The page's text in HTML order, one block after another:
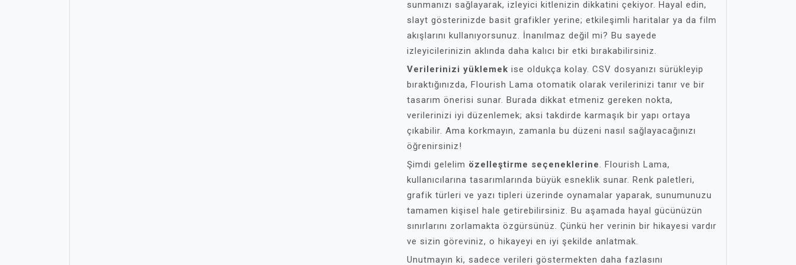
sunmanızı sağlayarak, izleyici kitlenizin dikkatini çekiyor. Hayal edin,
slayt gösterinizde basit grafikler yerine; etkileşimli haritalar ya da film
akışlarını kullanıyorsunuz. İnanılmaz değil mi? Bu sayede
izleyicilerinizin aklında daha kalıcı bir etki bırakabilirsiniz.
Verilerinizi yüklemek ise oldukça kolay. CSV dosyanızı sürükleyip
bıraktığınızda, Flourish Lama otomatik olarak verilerinizi tanır ve bir
tasarım önerisi sunar. Burada dikkat etmeniz gereken nokta,
verilerinizi iyi düzenlemek; aksi takdirde karmaşık bir yapı ortaya
çıkabilir. Ama korkmayın, zamanla bu düzeni nasıl sağlayacağınızı
öğrenirsiniz!
Şimdi gelelim özelleştirme seçeneklerine. Flourish Lama,
kullanıcılarına tasarımlarında büyük esneklik sunar. Renk paletleri,
grafik türleri ve yazı tipleri üzerinde oynamalar yaparak, sunumunuzu
tamamen kişisel hale getirebilirsiniz. Bu aşamada hayal gücünüzün
sınırlarını zorlamakta özgürsünüz. Çünkü her verinin bir hikayesi vardır
ve sizin göreviniz, o hikayeyi en iyi şekilde anlatmak.
Unutmayın ki, sadece verileri göstermekten daha fazlasını